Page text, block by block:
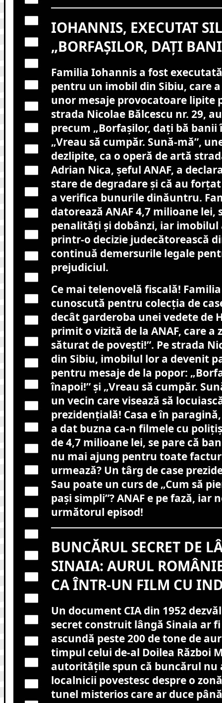
IOHANNIS, EXECUTAT
„BORFAȘILOR, DAȚI
Familia Iohannis a fost
pentru un imobil din Sibiu, care
unor mesaje provocatoare lipite
strada Nicolae Bălcescu nr. 29,
precum „Borfașilor, dați bă banii
„Vreau să cumpăr. Sună-mă”,
dezlipite, ca o operă de artă
Adrian Nica, șeful ANAF, a
stare de degradare și că au
a verifica bunurile dinăuntru.
datorează ANAF 4,7 milioane lei,
penalități și dobânzi, iar
printr-o decizie judecătorească
continuă demersurile legale
prejudiciul.
Ce mai telenovelă fiscală!
cunoscută pentru colecția de
decât garderoba unei vedete de
primit o vizită de la ANAF, care a
săturat de povești!”. Pe strada
din Sibiu, imobilul lor a devenit
pentru mesaje de la popor:
înapoi!” și „Vreau să cumpăr.
un vecin care visează să
prezidențială! Casa e în paragină,
a dat buzna ca-n filmele cu
de 4,7 milioane lei, se pare că
nu mai ajung pentru toate
urmează? Un târg de case
Sau poate un curs de „Cum să
pași simpli”? ANAF e pe fază, iar
următorul episod!
BUNCĂRUL SECRET DE
SINAIA: AURUL
CA ÎNTR-UN FILM CU
Un document CIA din 1952
secret construit lângă Sinaia ar
ascundă peste 200 de tone de
timpul celui de-al Doilea Război
autoritățile spun că buncărul nu
localnicii povestesc despre o
tunel misterios care ar duce